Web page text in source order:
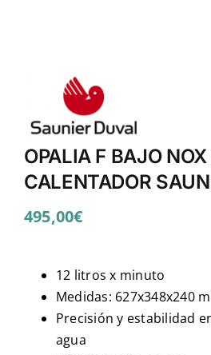
OPALIA F BAJO
CALENTADOR
495,00€
12 litros x minuto
Medidas: 627x348x240
Precisión y estabilidad
agua